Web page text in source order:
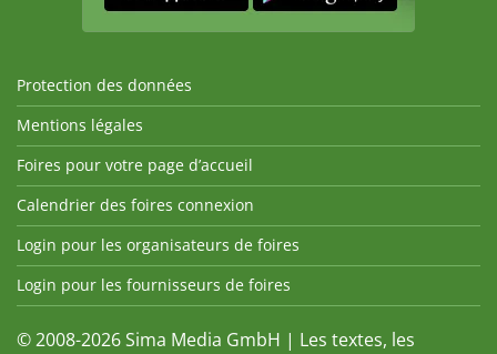
Protection des données
Mentions légales
Foires pour votre page d’accueil
Calendrier des foires connexion
Login pour les organisateurs de foires
Login pour les fournisseurs de foires
© 2008-2026 Sima Media GmbH | Les textes, les